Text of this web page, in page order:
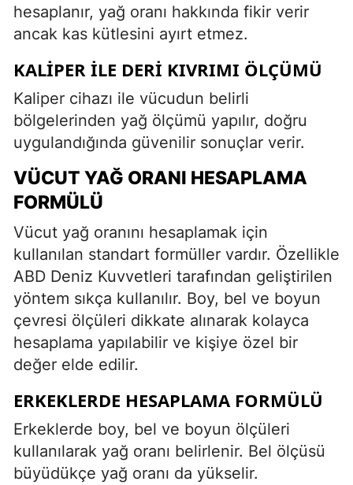
hesaplanır, yağ oranı hakkında fikir verir
ancak kas kütlesini ayırt etmez.
KALIPER ILE DERI KIVRIMI ÖLÇÜMÜ
Kaliper cihazı ile vücudun belirli
bölgelerinden yağ ölçümü yapılır, doğru
uygulandığında güvenilir sonuçlar verir.
VÜCUT YAĞ ORANI HESAPLAMA
FORMÜLÜ
Vücut yağ oranını hesaplamak için
kullanılan standart formüller vardır. Özellikle
ABD Deniz Kuvvetleri tarafından geliştirilen
yöntem sıkça kullanılır. Boy, bel ve boyun
çevresi ölçüleri dikkate alınarak kolayca
hesaplama yapılabilir ve kişiye özel bir
değer elde edilir.
ERKEKLERDE HESAPLAMA FORMÜLÜ
Erkeklerde boy, bel ve boyun ölçüleri
kullanılarak yağ oranı belirlenir. Bel ölçüsü
büyüdükçe yağ oranı da yükselir.